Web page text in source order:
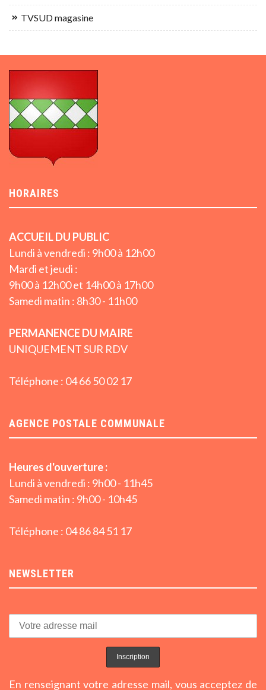
TVSUD magasine
HORAIRES
ACCUEIL DU PUBLIC
Lundi à vendredi : 9h00 à 12h00
Mardi et jeudi :
9h00 à 12h00 et 14h00 à 17h00
Samedi matin : 8h30 - 11h00
PERMANENCE DU MAIRE
UNIQUEMENT SUR RDV
Téléphone : 04 66 50 02 17
AGENCE POSTALE COMMUNALE
Heures d'ouverture :
Lundi à vendredi : 9h00 - 11h45
Samedi matin : 9h00 - 10h45
Téléphone : 04 86 84 51 17
NEWSLETTER
En renseignant votre adresse mail, vous acceptez de